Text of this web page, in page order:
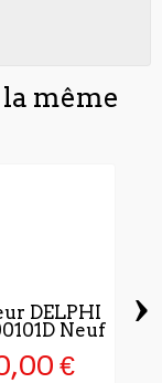
même
DELPHI
Neuf
€
›